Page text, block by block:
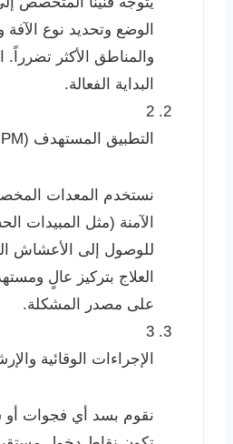
الوضع وتحديد نوع
والمناطق الأكثر تضرراً.
البداية الفعالة.
2
التطبيق المستهدف (IPM)
نستخدم المعدات
الآمنة (مثل المبيدات
للوصول إلى الأعشاش
العلاج بتركيز عالٍ
على مصدر المشكلة.
3
الإجراءات الوقائية
نقوم بسد أي فجوات